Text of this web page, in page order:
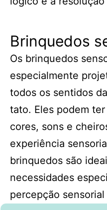
Brinquedos
Os brinquedos
especialmente
todos os sentidos
tato. Eles podem
cores, sons e
experiência
brinquedos são
necessidades
percepção